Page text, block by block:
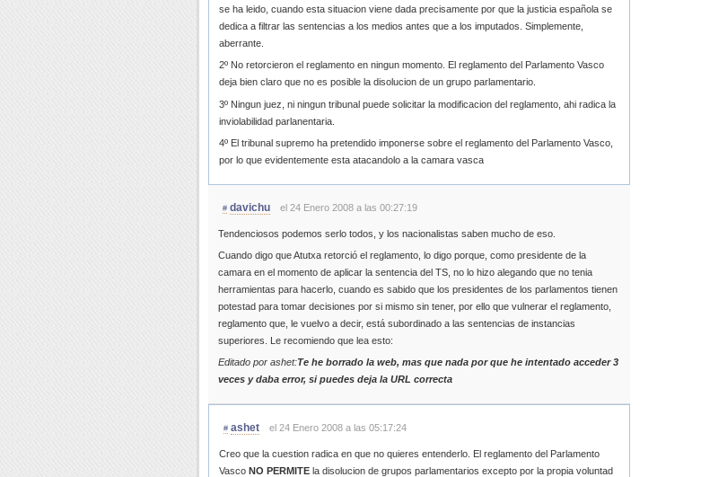
se ha leido, cuando esta situacion viene dada precisamente por que la justicia española se
dedica a filtrar las sentencias a los medios antes que a los imputados. Simplemente,
aberrante.
2º No retorcieron el reglamento en ningun momento. El reglamento del Parlamento Vasco
deja bien claro que no es posible la disolucion de un grupo parlamentario.
3º Ningun juez, ni ningun tribunal puede solicitar la modificacion del reglamento, ahi radica la
inviolabilidad parlanentaria.
4º El tribunal supremo ha pretendido imponerse sobre el reglamento del Parlamento Vasco,
por lo que evidentemente esta atacandolo a la camara vasca
# davichu el 24 Enero 2008 a las 00:27:19
Tendenciosos podemos serlo todos, y los nacionalistas saben mucho de eso.
Cuando digo que Atutxa retorció el reglamento, lo digo porque, como presidente de la
camara en el momento de aplicar la sentencia del TS, no lo hizo alegando que no tenia
herramientas para hacerlo, cuando es sabido que los presidentes de los parlamentos tienen
potestad para tomar decisiones por si mismo sin tener, por ello que vulnerar el reglamento,
reglamento que, le vuelvo a decir, está subordinado a las sentencias de instancias
superiores. Le recomiendo que lea esto:
Editado por ashet:Te he borrado la web, mas que nada por que he intentado acceder 3
veces y daba error, si puedes deja la URL correcta
# ashet el 24 Enero 2008 a las 05:17:24
Creo que la cuestion radica en que no quieres entenderlo. El reglamento del Parlamento
Vasco NO PERMITEla disolucion de grupos parlamentarios excepto por la propia voluntad